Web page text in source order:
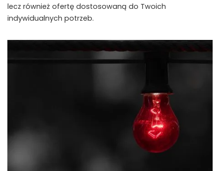
lecz również ofertę dostosowaną do Twoich
indywidualnych potrzeb.